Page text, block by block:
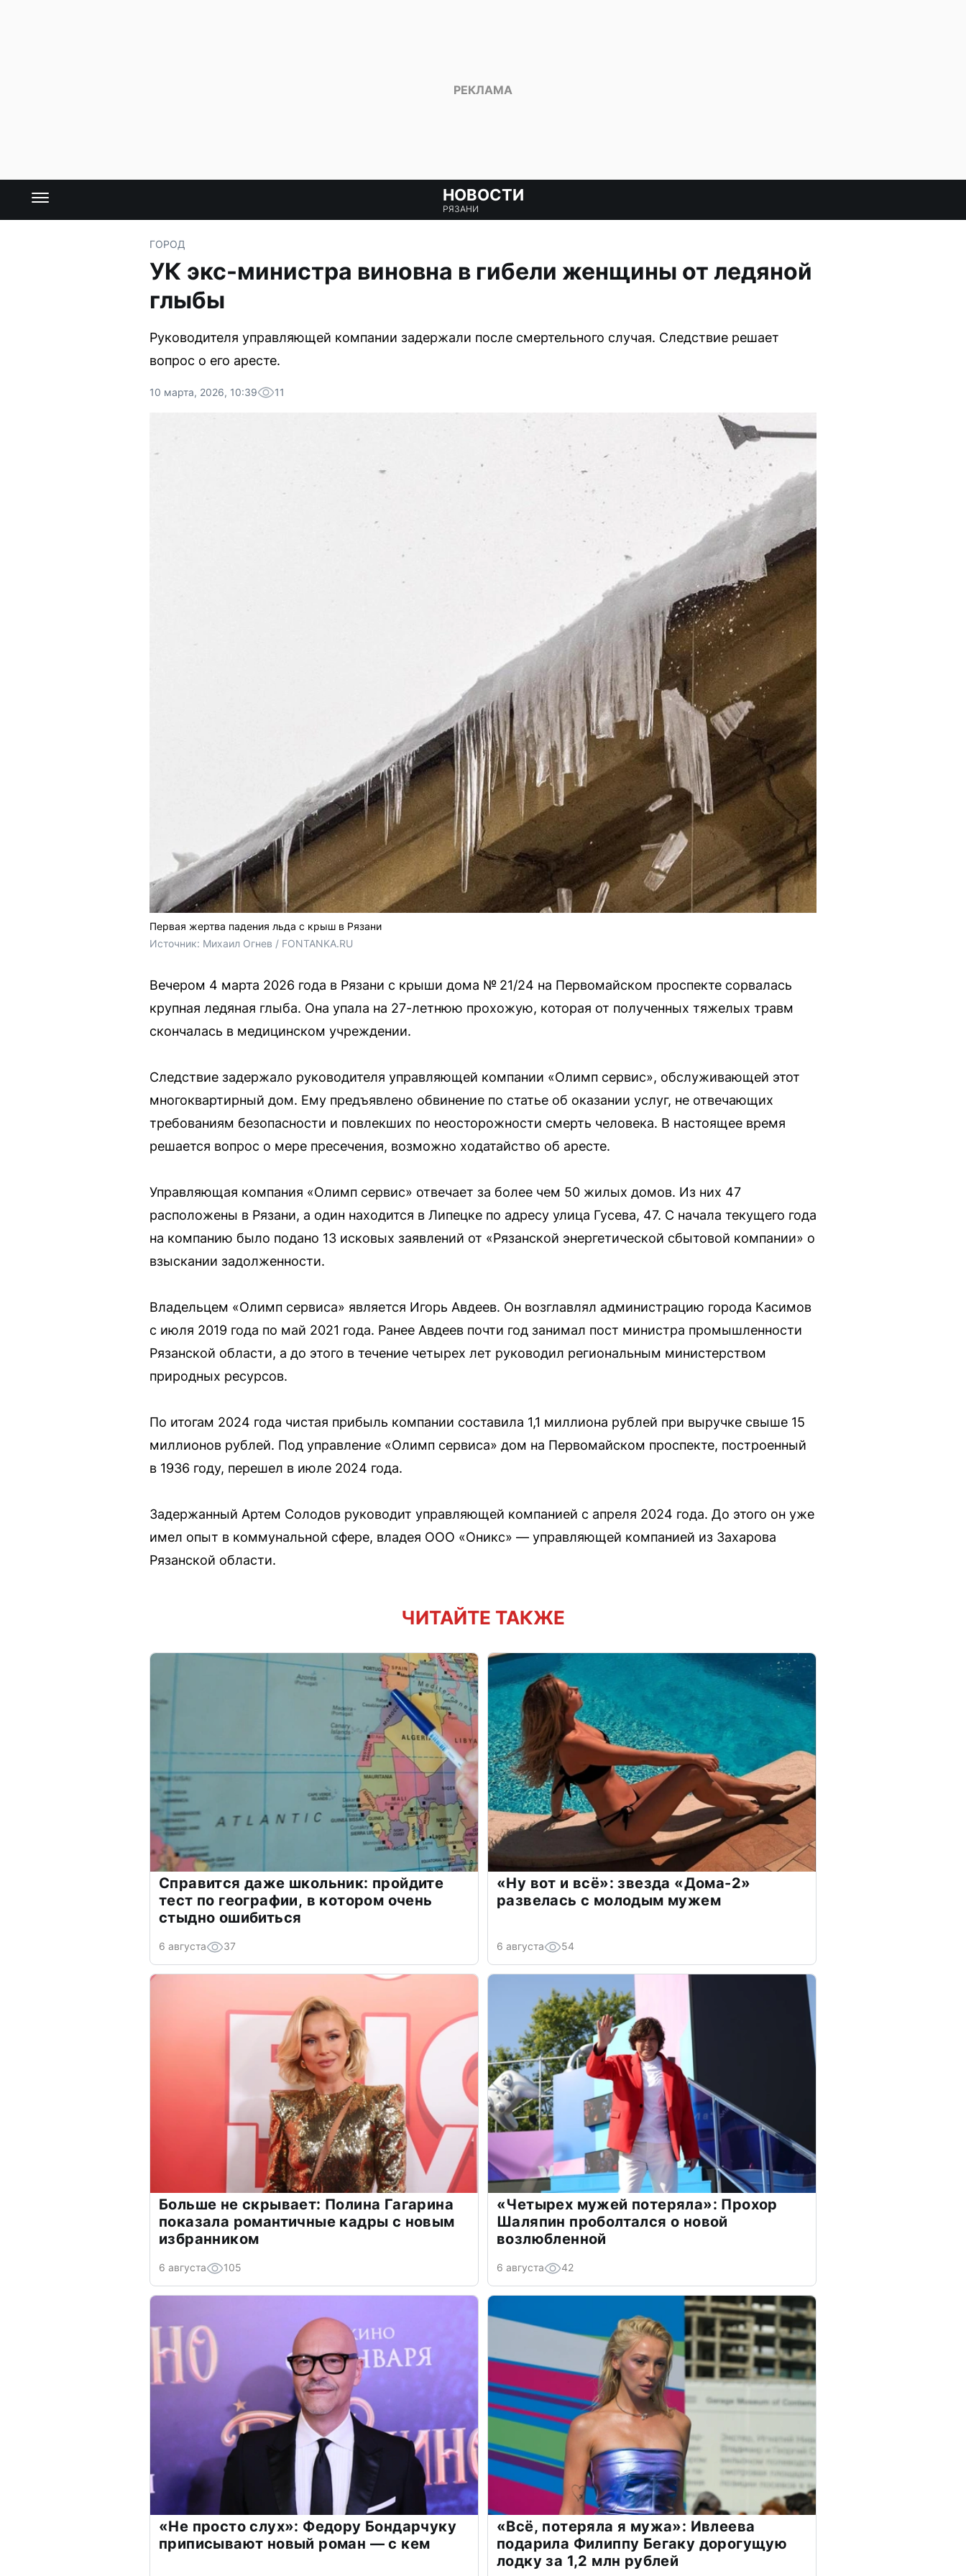
НОВОСТИ
РЯЗАНИ
ГОРОД
УК экс-министра виновна в гибели женщины от ледяной
глыбы
Руководителя управляющей компании задержали после смертельного случая. Следствие решает
вопрос о его аресте.
10 марта, 2026, 10:39 11
Первая жертва падения льда с крыш в Рязани
Источник: Михаил Огнев / FONTANKA.RU
Вечером 4 марта 2026 года в Рязани с крыши дома № 21/24 на Первомайском проспекте сорвалась
крупная ледяная глыба. Она упала на 27-летнюю прохожую, которая от полученных тяжелых травм
скончалась в медицинском учреждении.
Следствие задержало руководителя управляющей компании «Олимп сервис», обслуживающей этот
многоквартирный дом. Ему предъявлено обвинение по статье об оказании услуг, не отвечающих
требованиям безопасности и повлекших по неосторожности смерть человека. В настоящее время
решается вопрос о мере пресечения, возможно ходатайство об аресте.
Управляющая компания «Олимп сервис» отвечает за более чем 50 жилых домов. Из них 47
расположены в Рязани, а один находится в Липецке по адресу улица Гусева, 47. С начала текущего года
на компанию было подано 13 исковых заявлений от «Рязанской энергетической сбытовой компании» о
взыскании задолженности.
Владельцем «Олимп сервиса» является Игорь Авдеев. Он возглавлял администрацию города Касимов
с июля 2019 года по май 2021 года. Ранее Авдеев почти год занимал пост министра промышленности
Рязанской области, а до этого в течение четырех лет руководил региональным министерством
природных ресурсов.
По итогам 2024 года чистая прибыль компании составила 1,1 миллиона рублей при выручке свыше 15
миллионов рублей. Под управление «Олимп сервиса» дом на Первомайском проспекте, построенный
в 1936 году, перешел в июле 2024 года.
Задержанный Артем Солодов руководит управляющей компанией с апреля 2024 года. До этого он уже
имел опыт в коммунальной сфере, владея ООО «Оникс» — управляющей компанией из Захарова
Рязанской области.
ЧИТАЙТЕ ТАКЖЕ
Справится даже школьник: пройдите
тест по географии, в котором очень
стыдно ошибиться
6 августа 37
«Ну вот и всё»: звезда «Дома-2»
развелась с молодым мужем
6 августа 54
Больше не скрывает: Полина Гагарина
показала романтичные кадры с новым
избранником
6 августа 105
«Четырех мужей потеряла»: Прохор
Шаляпин проболтался о новой
возлюбленной
6 августа 42
«Не просто слух»: Федору Бондарчуку
приписывают новый роман — с кем
«Всё, потеряла я мужа»: Ивлеева
подарила Филиппу Бегаку дорогущую
лодку за 1,2 млн рублей